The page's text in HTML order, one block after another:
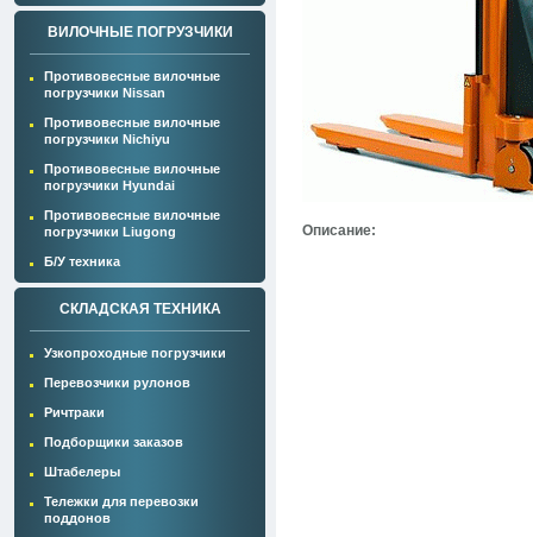
ВИЛОЧНЫЕ ПОГРУЗЧИКИ
Противовесные вилочные
погрузчики Nissan
Противовесные вилочные
погрузчики Nichiyu
Противовесные вилочные
погрузчики Hyundai
Противовесные вилочные
погрузчики Liugong
Б/У техника
СКЛАДСКАЯ ТЕХНИКА
Узкопроходные погрузчики
Перевозчики рулонов
Ричтраки
Подборщики заказов
Штабелеры
Тележки для перевозки
поддонов
Описание: